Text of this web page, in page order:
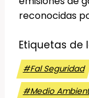
reconocidas
Etiquetas
#Fal Seguridad
#Medio